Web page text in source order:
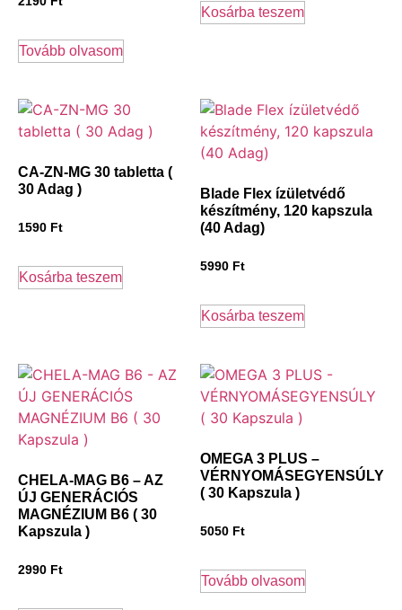
Tovább olvasom
Kosárba teszem
CA-ZN-MG 30 tabletta (
30 Adag )
1590 Ft
Kosárba teszem
Blade Flex ízületvédő
készítmény, 120 kapszula
(40 Adag)
5990 Ft
Kosárba teszem
CHELA-MAG B6 – AZ
ÚJ GENERÁCIÓS
MAGNÉZIUM B6 ( 30
Kapszula )
2990 Ft
OMEGA 3 PLUS –
VÉRNYOMÁSEGYENSÚLY
( 30 Kapszula )
5050 Ft
Tovább olvasom